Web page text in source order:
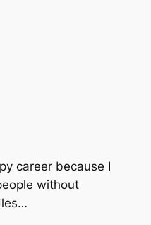
career because I
without